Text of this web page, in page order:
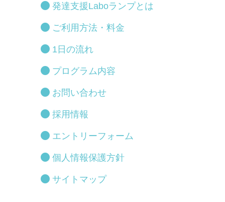
発達支援Laboランプとは
ご利用方法・料金
1日の流れ
プログラム内容
お問い合わせ
採用情報
エントリーフォーム
個人情報保護方針
サイトマップ